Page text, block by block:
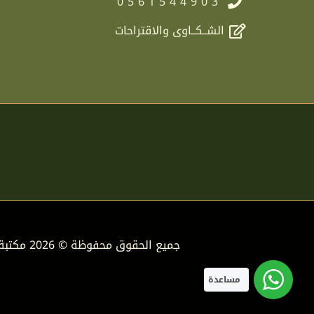
الشــكــاوى والاقتراحات
جميع الحقوق محفوظة © 2026 مكتبة دار الفوائد
مساعدة